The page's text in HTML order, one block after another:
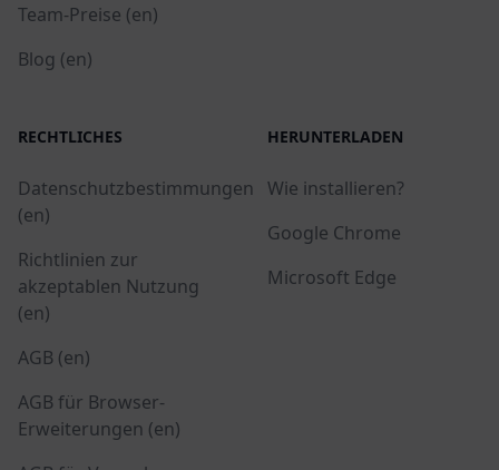
Team-Preise (en)
Blog (en)
RECHTLICHES
Datenschutzbestimmungen
(en)
Richtlinien zur
akzeptablen Nutzung
(en)
AGB (en)
AGB für Browser-
Erweiterungen (en)
HERUNTERLADEN
Wie installieren?
Google Chrome
Microsoft Edge